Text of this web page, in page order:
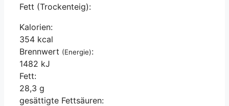
Fett (Trockenteig):
Kalorien:
354 kcal
Brennwert (Energie):
1482 kJ
Fett:
28,3 g
gesättigte Fettsäuren: